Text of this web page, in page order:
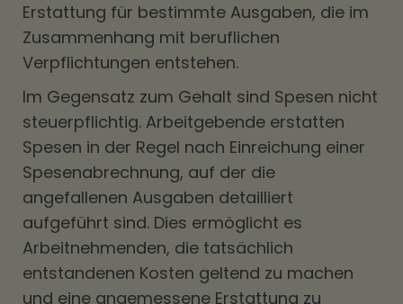
Erstattung für bestimmte Ausgaben, die im
Zusammenhang mit beruflichen
Verpflichtungen entstehen.
Im Gegensatz zum Gehalt sind Spesen nicht
steuerpflichtig. Arbeitgebende erstatten
Spesen in der Regel nach Einreichung einer
Spesenabrechnung, auf der die
angefallenen Ausgaben detailliert
aufgeführt sind. Dies ermöglicht es
Arbeitnehmenden, die tatsächlich
entstandenen Kosten geltend zu machen
und eine angemessene Erstattung zu